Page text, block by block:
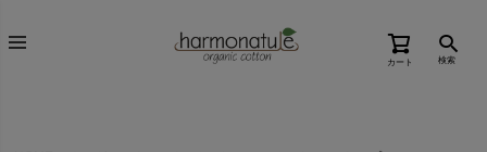
カート 検索